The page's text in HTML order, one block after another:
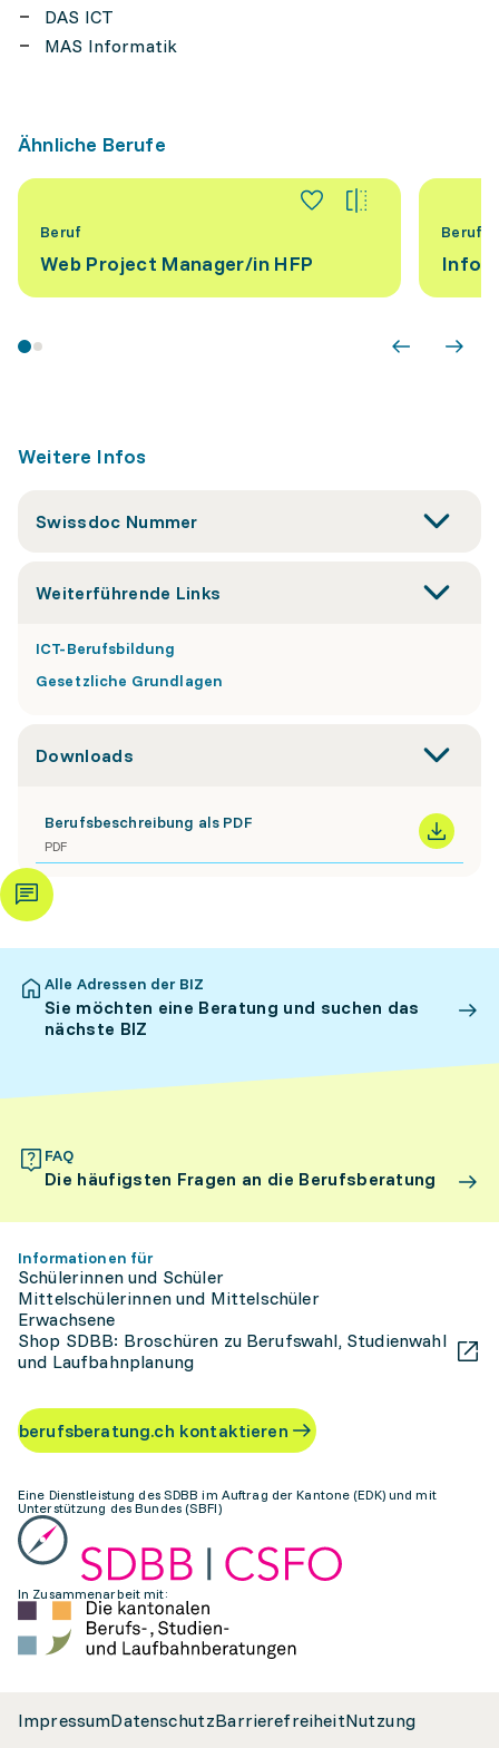
DAS ICT
MAS Informatik
Ähnliche Berufe
Beruf
Web Project Manager/​in HFP
Beruf
Weitere Infos
Swissdoc Nummer
Weiterführende Links
ICT-Berufsbildung
Gesetzliche Grundlagen
Downloads
Berufsbeschreibung als PDF
PDF
Alle Adressen der BIZ
Sie möchten eine Beratung und suchen das
nächste BIZ
FAQ
Die häufigsten Fragen an die Berufsberatung
Informationen für
Schülerinnen und Schüler
Mittelschülerinnen und Mittelschüler
Erwachsene
Shop SDBB: Broschüren zu Berufswahl, Studienwahl
und Laufbahnplanung
berufsberatung.ch kontaktieren
Eine Dienstleistung des SDBB im Auftrag der Kantone (EDK) und mit
Unterstützung des Bundes (SBFI)
In Zusammenarbeit mit:
ImpressumDatenschutzBarrierefreiheitNutzung